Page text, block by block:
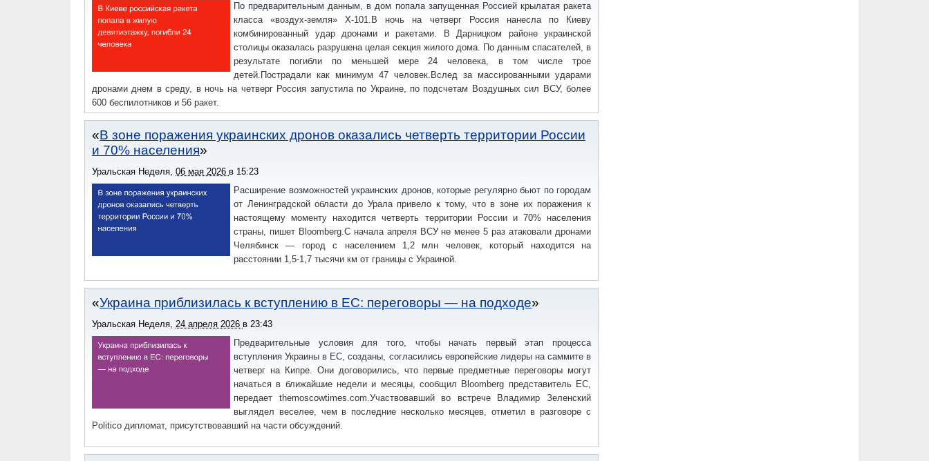
По предварительным данным, в дом попала запущенная Россией крылатая ракета
класса «воздух-земля» Х-101.В ночь на четверг Россия нанесла по Киеву
комбинированный удар дронами и ракетами. В Дарницком районе украинской
столицы оказалась разрушена целая секция жилого дома. По данным спасателей, в
результате погибли по меньшей мере 24 человека, в том числе трое
детей.Пострадали как минимум 47 человек.Вслед за массированными ударами
дронами днем в среду, в ночь на четверг Россия запустила по Украине, по подсчетам Воздушных сил ВСУ, более
600 беспилотников и 56 ракет.
В зоне поражения украинских дронов оказались четверть территории России
и 70% населения
Уральская Неделя, 06 мая 2026 в 15:23
Расширение возможностей украинских дронов, которые регулярно бьют по городам
от Ленинградской области до Урала привело к тому, что в зоне их поражения к
настоящему моменту находится четверть территории России и 70% населения
страны, пишет Bloomberg.С начала апреля ВСУ не менее 5 раз атаковали дронами
Челябинск — город с населением 1,2 млн человек, который находится на
расстоянии 1,5-1,7 тысячи км от границы с Украиной.
Украина приблизилась к вступлению в ЕС: переговоры — на подходе
Уральская Неделя, 24 апреля 2026 в 23:43
Предварительные условия для того, чтобы начать первый этап процесса
вступления Украины в ЕС, созданы, согласились европейские лидеры на саммите в
четверг на Кипре. Они договорились, что первые предметные переговоры могут
начаться в ближайшие недели и месяцы, сообщил Bloomberg представитель ЕС,
передает themoscowtimes.com.Участвовавший во встрече Владимир Зеленский
выглядел веселее, чем в последние несколько месяцев, отметил в разговоре с
Politico дипломат, присутствовавший на части обсуждений.